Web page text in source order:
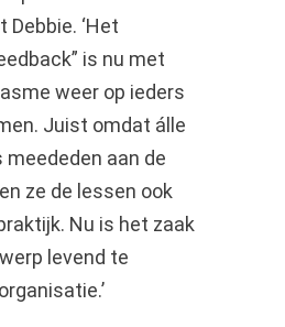
Debbie. ‘Het
is nu met
weer op ieders
Juist omdat álle
aan de
ze de lessen ook
Nu is het zaak
levend te